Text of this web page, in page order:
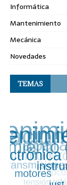
Informática
Mantenimiento
Mecánica
Novedades
TEMAS